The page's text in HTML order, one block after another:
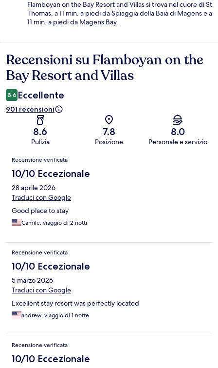
Flamboyan on the Bay Resort and Villas si trova nel cuore di St.
Thomas, a 11 min. a piedi da Spiaggia della Baia di Magens e a
11 min. a piedi da Magens Bay.
Recensioni
Recensioni su Flamboyan on the
Bay Resort and Villas
8.6 Eccellente
901 recensioni
8.6
Pulizia
7.8
Posizione
8.0
Personale e servizio
Recensioni
Recensione verificata
10/10 Eccezionale
28 aprile 2026
Traduci con Google
Good place to stay
Camile, viaggio di 2 notti
Recensione verificata
10/10 Eccezionale
5 marzo 2026
Traduci con Google
Excellent stay resort was perfectly located
andrew, viaggio di 1 notte
Recensione verificata
10/10 Eccezionale